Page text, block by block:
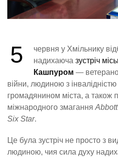
5
червня у Хмільнику
надихаюча зустріч
Кашпуром —
війни, людиною з інвалідністю
громадянином міста, а
міжнародного змагання
Six Star.
Це була зустріч не просто з
людиною, чия сила духу